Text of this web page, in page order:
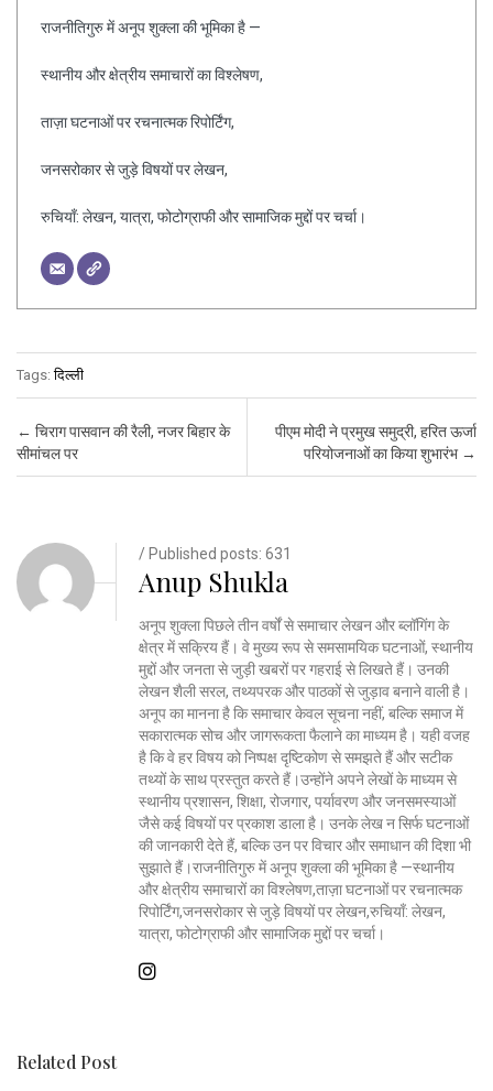
राजनीतिगुरु में अनूप शुक्ला की भूमिका है —
स्थानीय और क्षेत्रीय समाचारों का विश्लेषण,
ताज़ा घटनाओं पर रचनात्मक रिपोर्टिंग,
जनसरोकार से जुड़े विषयों पर लेखन,
रुचियाँ: लेखन, यात्रा, फोटोग्राफी और सामाजिक मुद्दों पर चर्चा।
Tags:दिल्ली
Post navigation
← चिराग पासवान की रैली, नजर बिहार के
सीमांचल पर
पीएम मोदी ने प्रमुख समुद्री, हरित ऊर्जा
परियोजनाओं का किया शुभारंभ →
/ Published posts: 631
Anup Shukla
अनूप शुक्ला पिछले तीन वर्षों से समाचार लेखन और ब्लॉगिंग के
क्षेत्र में सक्रिय हैं। वे मुख्य रूप से समसामयिक घटनाओं, स्थानीय
मुद्दों और जनता से जुड़ी खबरों पर गहराई से लिखते हैं। उनकी
लेखन शैली सरल, तथ्यपरक और पाठकों से जुड़ाव बनाने वाली है।
अनूप का मानना है कि समाचार केवल सूचना नहीं, बल्कि समाज में
सकारात्मक सोच और जागरूकता फैलाने का माध्यम है। यही वजह
है कि वे हर विषय को निष्पक्ष दृष्टिकोण से समझते हैं और सटीक
तथ्यों के साथ प्रस्तुत करते हैं।उन्होंने अपने लेखों के माध्यम से
स्थानीय प्रशासन, शिक्षा, रोजगार, पर्यावरण और जनसमस्याओं
जैसे कई विषयों पर प्रकाश डाला है। उनके लेख न सिर्फ घटनाओं
की जानकारी देते हैं, बल्कि उन पर विचार और समाधान की दिशा भी
सुझाते हैं।राजनीतिगुरु में अनूप शुक्ला की भूमिका है —स्थानीय
और क्षेत्रीय समाचारों का विश्लेषण,ताज़ा घटनाओं पर रचनात्मक
रिपोर्टिंग,जनसरोकार से जुड़े विषयों पर लेखन,रुचियाँ: लेखन,
यात्रा, फोटोग्राफी और सामाजिक मुद्दों पर चर्चा।
Related Post